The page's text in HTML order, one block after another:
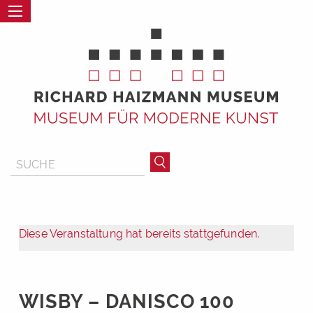
Diese Veranstaltung hat bereits stattgefunden.
WISBY – DANISCO 100